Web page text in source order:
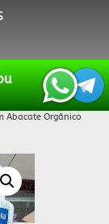
Abacate Orgânico